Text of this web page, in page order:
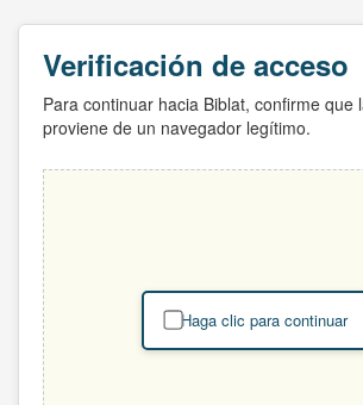
Verificación de acceso
Para continuar hacia Biblat, confirme que
proviene de un navegador legítimo.
Haga clic para continuar